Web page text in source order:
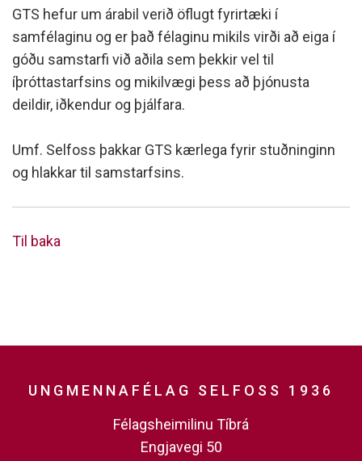
GTS hefur um árabil verið öflugt fyrirtæki í
samfélaginu og er það félaginu mikils virði að eiga í
góðu samstarfi við aðila sem þekkir vel til
íþróttastarfsins og mikilvægi þess að þjónusta
deildir, iðkendur og þjálfara.
Umf. Selfoss þakkar GTS kærlega fyrir stuðninginn
og hlakkar til samstarfsins.
Til baka
UNGMENNAFÉLAG SELFOSS 1936
Félagsheimilinu Tíbrá
Engjavegi 50